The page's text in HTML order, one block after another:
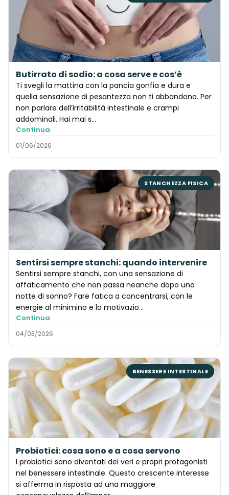
Butirrato di sodio: a cosa serve e cos’è
Ti svegli la mattina con la pancia gonfia e dura e
quella sensazione di pesantezza non ti abbandona. Per
non parlare dell’irritabilità intestinale e crampi
addominali. Hai mai s…
Continua
01/06/2026
STANCHEZZA FISICA
Sentirsi sempre stanchi: quando intervenire
Sentirsi sempre stanchi, con una sensazione di
affaticamento che non passa neanche dopo una
notte di sonno? Fare fatica a concentrarsi, con le
energie al minimino e la motivazio…
Continua
04/03/2026
BENESSERE INTESTINALE
Probiotici: cosa sono e a cosa servono
I probiotici sono diventati dei veri e propri protagonisti
nel benessere intestinale. Questo crescente interesse
si afferma in risposta ad una maggiore